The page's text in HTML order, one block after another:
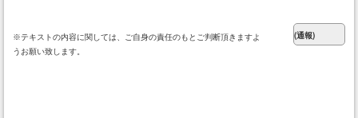
※テキストの内容に関しては、ご自身の責任のもとご判断頂きますよ
うお願い致します。